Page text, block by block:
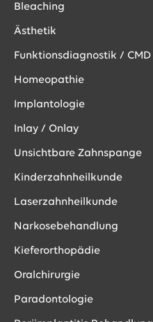
Bleaching
Ästhetik
Funktionsdiagnostik / CMD
Homeopathie
Implantologie
Inlay / Onlay
Unsichtbare Zahnspange
Kinderzahnheilkunde
Laserzahnheilkunde
Narkosebehandlung
Kieferorthopädie
Oralchirurgie
Paradontologie